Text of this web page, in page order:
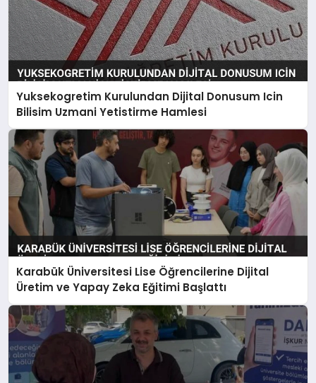
Yuksekogretim Kurulundan Dijital Donusum Icin
Bilisim Uzmani Yetistirme Hamlesi
Karabük Üniversitesi Lise Öğrencilerine Dijital
Üretim ve Yapay Zeka Eğitimi Başlattı